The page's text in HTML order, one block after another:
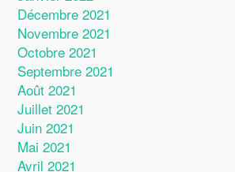
Décembre 2021
Novembre 2021
Octobre 2021
Septembre 2021
Août 2021
Juillet 2021
Juin 2021
Mai 2021
Avril 2021